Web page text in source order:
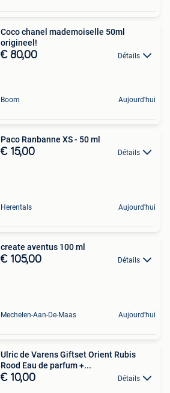
Coco chanel mademoiselle 50ml
origineel!
€ 80,00 Détails
Boom Aujourd'hui
Paco Ranbanne XS - 50 ml
€ 15,00 Détails
Herentals Aujourd'hui
create aventus 100 ml
€ 105,00 Détails
Mechelen-Aan-De-Maas Aujourd'hui
Ulric de Varens Giftset Orient Rubis
Rood Eau de parfum +...
€ 10,00 Détails